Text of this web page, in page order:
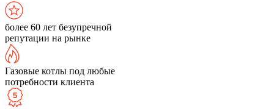
более 60 лет безупречной
репутации на рынке
Газовые котлы под любые
потребности клиента